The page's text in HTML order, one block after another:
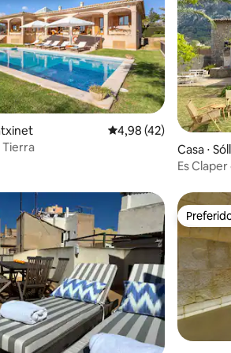
4,98 de uma
4,98 (42)
Tierra
Casa ⋅
Es